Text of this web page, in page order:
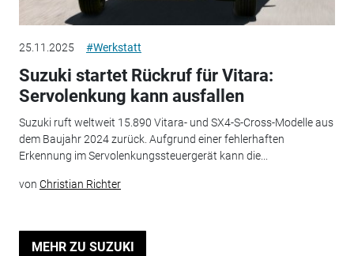
25.11.2025 #Werkstatt
Suzuki startet Rückruf für Vitara:
Servolenkung kann ausfallen
Suzuki ruft weltweit 15.890 Vitara- und SX4-S-Cross-Modelle aus
dem Baujahr 2024 zurück. Aufgrund einer fehlerhaften
Erkennung im Servolenkungssteuergerät kann die...
von Christian Richter
MEHR ZU SUZUKI